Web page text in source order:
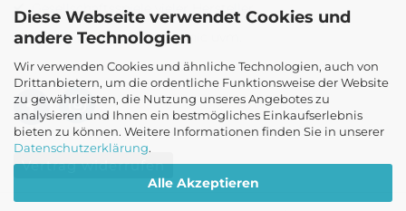
Diese Webseite verwendet Cookies und
andere Technologien
Wir verwenden Cookies und ähnliche Technologien, auch von
Drittanbietern, um die ordentliche Funktionsweise der Website
zu gewährleisten, die Nutzung unseres Angebotes zu
analysieren und Ihnen ein bestmögliches Einkaufserlebnis
bieten zu können. Weitere Informationen finden Sie in unserer
Datenschutzerklärung.
Alle Akzeptieren
Gesellschaftsspiele vieler Hersteller
Duplo, LEGO, LEGO Technic uvm.
Vertrag widerrufen